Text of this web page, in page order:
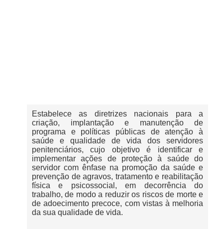
Pautas Nacionais
Convênios
Fale Conosco
Permutas Disponíveis
Área do Filiado
Regimento interno do Sindsppen
Estabelece as diretrizes nacionais para a
criação, implantação e manutenção de
programa e políticas públicas de atenção à
saúde e qualidade de vida dos servidores
penitenciários, cujo objetivo é identificar e
implementar ações de proteção à saúde do
servidor com ênfase na promoção da saúde e
prevenção de agravos, tratamento e reabilitação
física e psicossocial, em decorrência do
trabalho, de modo a reduzir os riscos de morte e
de adoecimento precoce, com vistas à melhoria
da sua qualidade de vida.